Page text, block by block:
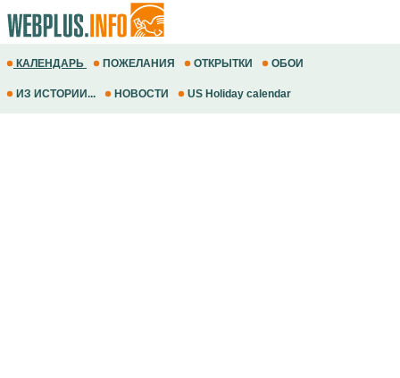
КАЛЕНДАРЬ ПОЖЕЛАНИЯ ОТКРЫТКИ ОБОИ
ИЗ ИСТОРИИ... НОВОСТИ US Holiday calendar